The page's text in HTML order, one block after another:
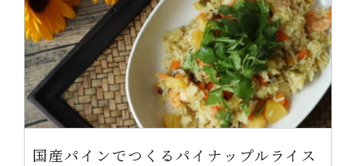
国産パインでつくるパイナップルライス